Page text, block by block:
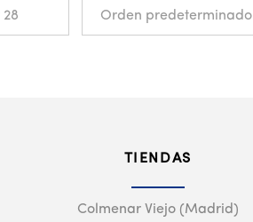
TIENDAS
Colmenar Viejo (Madrid)